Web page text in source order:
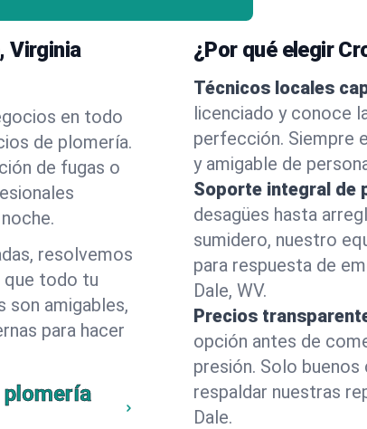
Virginia
en todo
de plomería.
de fugas o
resolvemos
que todo tu
son amigables,
para hacer
plomería
¿Por qué elegir
Técnicos locales
licenciado y conoce
perfección. Siempre
y amigable de
Soporte integral de
desagües hasta
sumidero, nuestro
para respuesta de
Dale, WV.
Precios
opción antes de
presión. Solo
respaldar nuestras
Dale.